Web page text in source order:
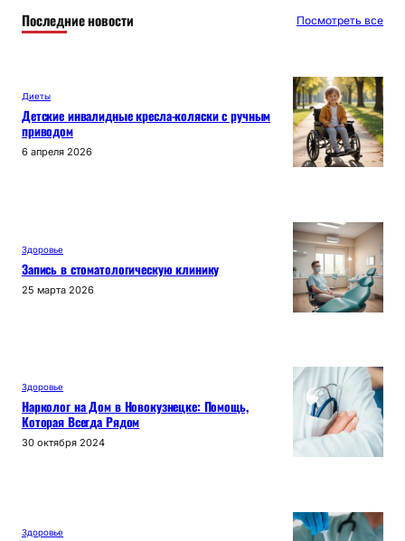
Последние новости Посмотреть все
Диеты
Детские инвалидные кресла-коляски с ручным
приводом
6 апреля 2026
Здоровье
Запись в стоматологическую клинику
25 марта 2026
Здоровье
Нарколог на Дом в Новокузнецке: Помощь,
Которая Всегда Рядом
30 октября 2024
Здоровье